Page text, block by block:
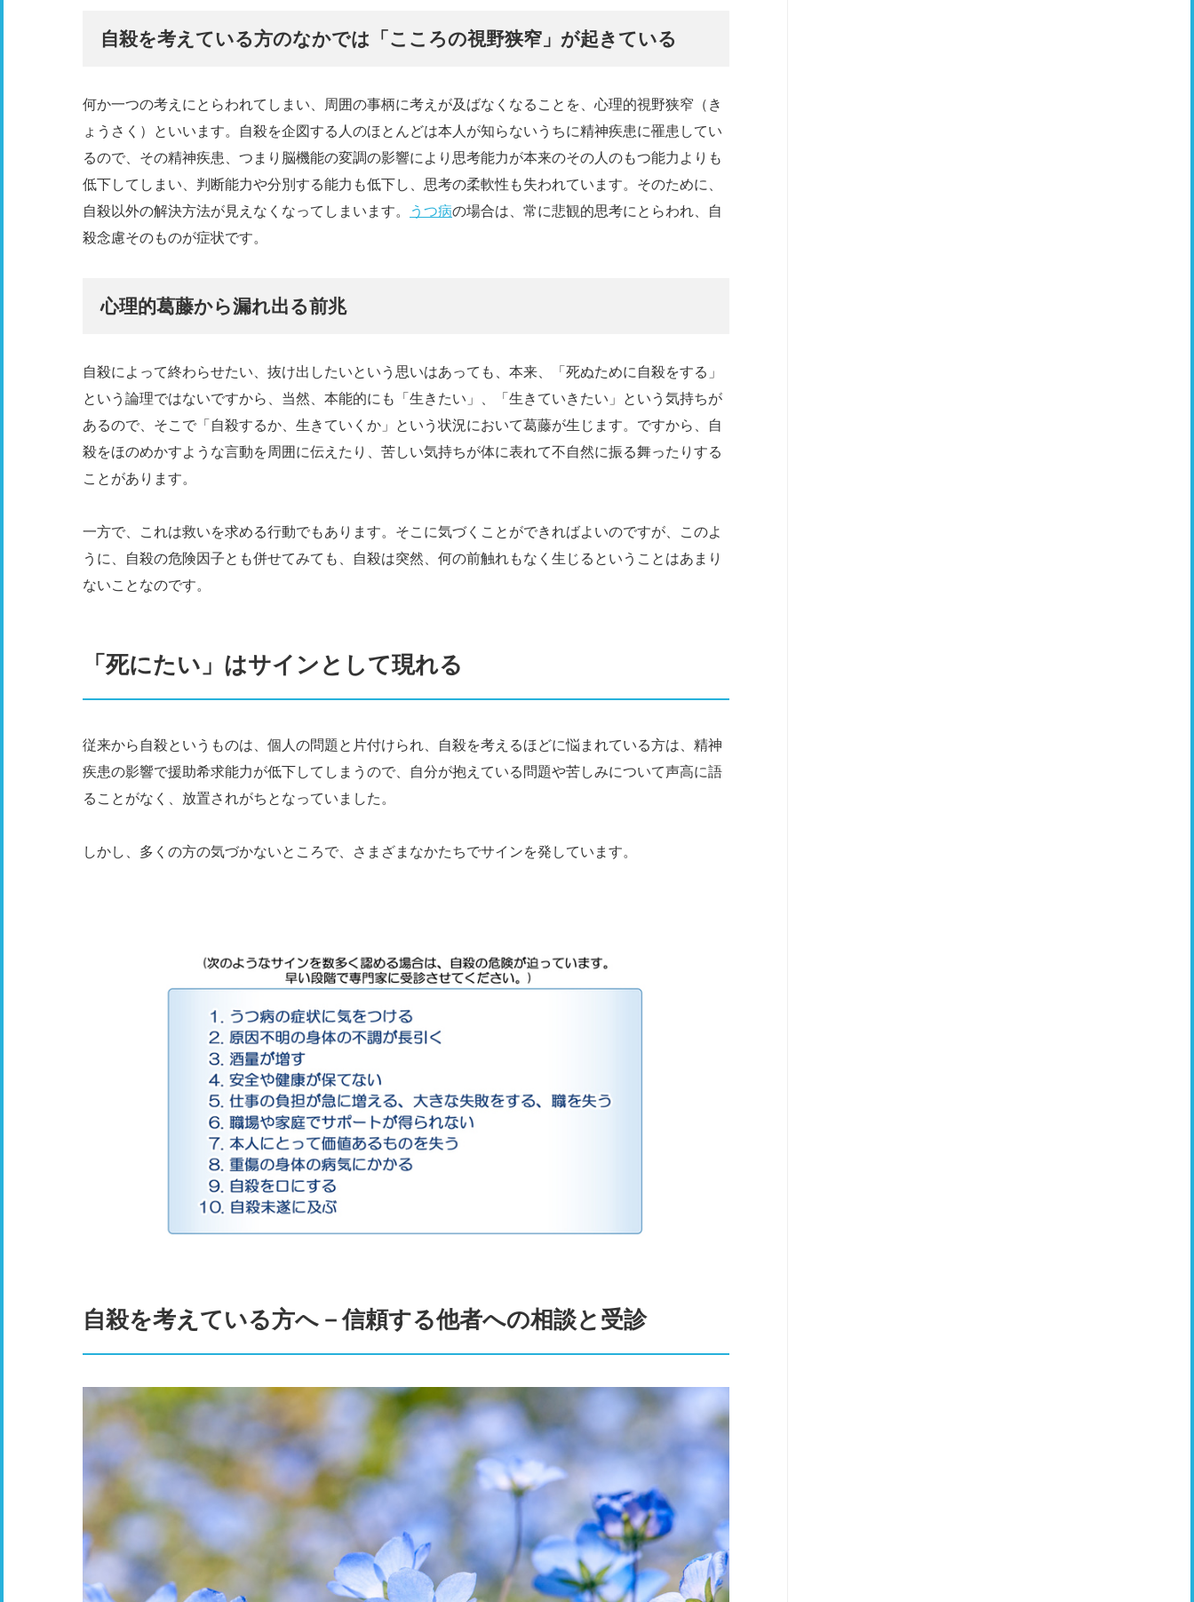
自殺を考えている方のなかでは「こころの視野狭窄」が起きている
何か一つの考えにとらわれてしまい、周囲の事柄に考えが及ばなくなることを、心理的視野狭窄（き
ょうさく）といいます。自殺を企図する人のほとんどは本人が知らないうちに精神疾患に罹患してい
るので、その精神疾患、つまり脳機能の変調の影響により思考能力が本来のその人のもつ能力よりも
低下してしまい、判断能力や分別する能力も低下し、思考の柔軟性も失われています。そのために、
自殺以外の解決方法が見えなくなってしまいます。
うつ病の場合は、常に悲観的思考にとらわれ、自
殺念慮そのものが症状です。
心理的葛藤から漏れ出る前兆
自殺によって終わらせたい、抜け出したいという思いはあっても、本来、「死ぬために自殺をする」
という論理ではないですから、当然、本能的にも「生きたい」、「生きていきたい」という気持ちが
あるので、そこで「自殺するか、生きていくか」という状況において葛藤が生じます。ですから、自
殺をほのめかすような言動を周囲に伝えたり、苦しい気持ちが体に表れて不自然に振る舞ったりする
ことがあります。
一方で、これは救いを求める行動でもあります。そこに気づくことができればよいのですが、このよ
うに、自殺の危険因子とも併せてみても、自殺は突然、何の前触れもなく生じるということはあまり
ないことなのです。
「死にたい」はサインとして現れる
従来から自殺というものは、個人の問題と片付けられ、自殺を考えるほどに悩まれている方は、精神
疾患の影響で援助希求能力が低下してしまうので、自分が抱えている問題や苦しみについて声高に語
ることがなく、放置されがちとなっていました。
しかし、多くの方の気づかないところで、さまざまなかたちでサインを発しています。
自殺を考えている方へ－信頼する他者への相談と受診